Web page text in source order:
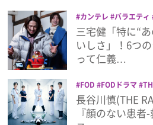
ファッション
ビューティー
カフェ・グルメ
エンタメ
カンテレ バラエティ
宅健 土曜はナニする!?
三宅健「特に“
いしさ」！6つ
って仁義…
FOD FODドラマ
THE RAMPAGE from
ンテレ
ドラマ 長谷
長谷川慎(THE
『顔のない患